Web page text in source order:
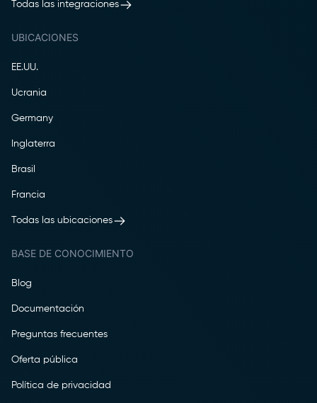
Todas las integraciones
UBICACIONES
EE.UU.
Ucrania
Germany
Inglaterra
Brasil
Francia
Todas las ubicaciones
BASE DE CONOCIMIENTO
Blog
Documentación
Preguntas frecuentes
Oferta pública
Política de privacidad